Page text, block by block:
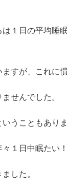
１日の平均睡
すが、これに
せんでした。
うこともありま
１日中眠たい！
した。